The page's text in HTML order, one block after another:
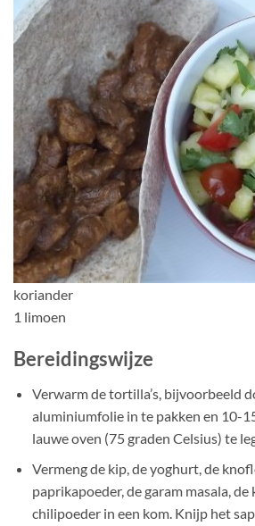
koriander
1 limoen
Bereidingswijze
Verwarm de tortilla’s, bijvoorbeeld
aluminiumfolie in te pakken en 10-
lauwe oven (75 graden Celsius) te
Vermeng de kip, de yoghurt, de
paprikapoeder, de garam masala,
chilipoeder in een kom. Knijp het